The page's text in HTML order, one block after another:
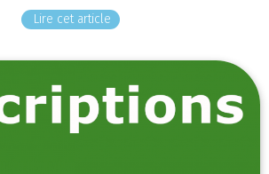
Lire cet article